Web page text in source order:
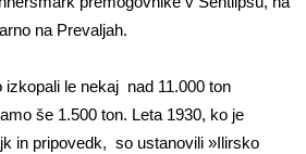
na Prevaljah.
le nekaj nad 11.000 ton
še 1.500 ton. Leta 1930, ko je
in pripovedk, so ustanovili »Ilirsko